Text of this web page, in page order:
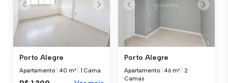
Porto Alegre
Apartamento 40 m² 1 Cama
Porto Alegre
Apartamento 46 m²
2
Camas